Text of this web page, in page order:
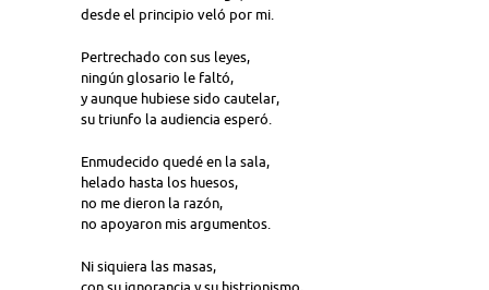
desde el principio veló por mi.
Pertrechado con sus leyes,
ningún glosario le faltó,
y aunque hubiese sido cautelar,
su triunfo la audiencia esperó.
Enmudecido quedé en la sala,
helado hasta los huesos,
no me dieron la razón,
no apoyaron mis argumentos.
Ni siquiera las masas,
con su ignorancia y su histrionismo,